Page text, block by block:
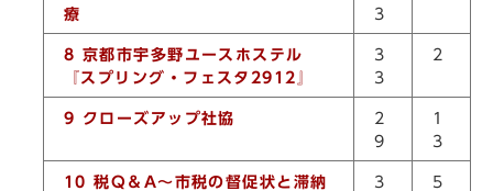
療
3
8 京都市宇多野ユースホステル
『スプリング・フェスタ2912』
3
3
2
9 クローズアップ社協
2
9
1
3
10 税Q＆A～市税の督促状と滞納
3
5